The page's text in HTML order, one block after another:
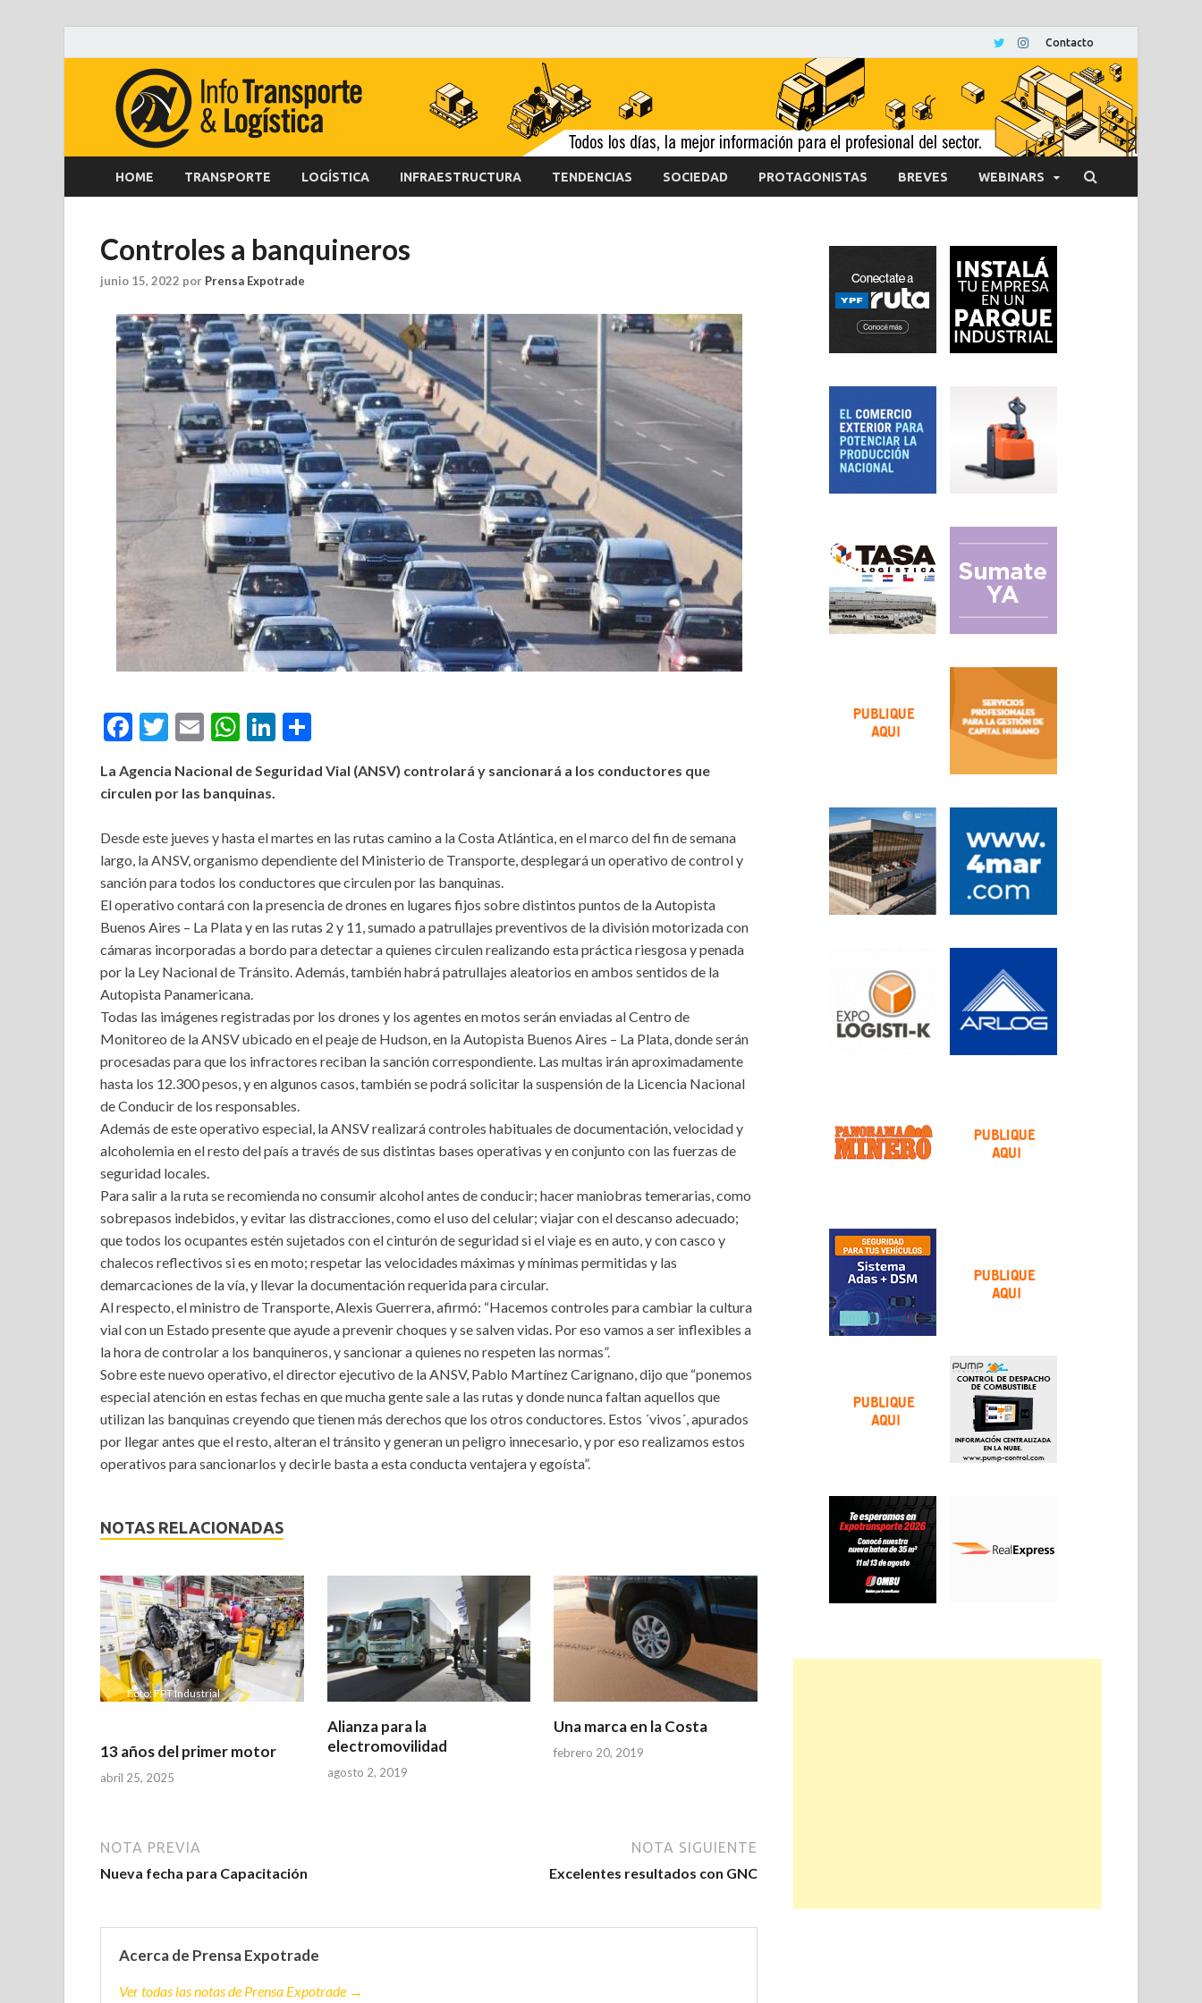
Contacto
HOME TRANSPORTE LOGÍSTICA INFRAESTRUCTURA TENDENCIAS SOCIEDAD PROTAGONISTAS BREVES WEBINARS
Controles a banquineros
junio 15, 2022 por Prensa Expotrade
Facebook
Twitter
EmailWhatsApp
LinkedIn
La Agencia Nacional de Seguridad Vial (ANSV) controlará y sancionará a los conductores que
circulen por las banquinas.
Desde este jueves y hasta el martes en las rutas camino a la Costa Atlántica, en el marco del fin de semana
largo, la ANSV, organismo dependiente del Ministerio de Transporte, desplegará un operativo de control y
sanción para todos los conductores que circulen por las banquinas.
El operativo contará con la presencia de drones en lugares fijos sobre distintos puntos de la Autopista
Buenos Aires – La Plata y en las rutas 2 y 11, sumado a patrullajes preventivos de la división motorizada con
cámaras incorporadas a bordo para detectar a quienes circulen realizando esta práctica riesgosa y penada
por la Ley Nacional de Tránsito. Además, también habrá patrullajes aleatorios en ambos sentidos de la
Autopista Panamericana.
Todas las imágenes registradas por los drones y los agentes en motos serán enviadas al Centro de
Monitoreo de la ANSV ubicado en el peaje de Hudson, en la Autopista Buenos Aires – La Plata, donde serán
procesadas para que los infractores reciban la sanción correspondiente. Las multas irán aproximadamente
hasta los 12.300 pesos, y en algunos casos, también se podrá solicitar la suspensión de la Licencia Nacional
de Conducir de los responsables.
Además de este operativo especial, la ANSV realizará controles habituales de documentación, velocidad y
alcoholemia en el resto del país a través de sus distintas bases operativas y en conjunto con las fuerzas de
seguridad locales.
Para salir a la ruta se recomienda no consumir alcohol antes de conducir; hacer maniobras temerarias, como
sobrepasos indebidos, y evitar las distracciones, como el uso del celular; viajar con el descanso adecuado;
que todos los ocupantes estén sujetados con el cinturón de seguridad si el viaje es en auto, y con casco y
chalecos reflectivos si es en moto; respetar las velocidades máximas y mínimas permitidas y las
demarcaciones de la vía, y llevar la documentación requerida para circular.
Al respecto, el ministro de Transporte, Alexis Guerrera, afirmó: “Hacemos controles para cambiar la cultura
vial con un Estado presente que ayude a prevenir choques y se salven vidas. Por eso vamos a ser inflexibles a
la hora de controlar a los banquineros, y sancionar a quienes no respeten las normas”.
Sobre este nuevo operativo, el director ejecutivo de la ANSV, Pablo Martínez Carignano, dijo que “ponemos
especial atención en estas fechas en que mucha gente sale a las rutas y donde nunca faltan aquellos que
utilizan las banquinas creyendo que tienen más derechos que los otros conductores. Estos ´vivos´, apurados
por llegar antes que el resto, alteran el tránsito y generan un peligro innecesario, y por eso realizamos estos
operativos para sancionarlos y decirle basta a esta conducta ventajera y egoísta”.
NOTAS RELACIONADAS
Foto: FPT Industrial
13 años del primer motor
abril 25, 2025
Alianza para la
electromovilidad
agosto 2, 2019
Una marca en la Costa
febrero 20, 2019
NOTA PREVIA
Nueva fecha para Capacitación
NOTA SIGUIENTE
Excelentes resultados con GNC
Acerca de Prensa Expotrade
Ver todas las notas de Prensa Expotrade →